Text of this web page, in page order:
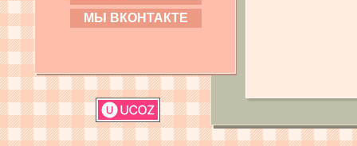
МЫ ВКОНТАКТЕ